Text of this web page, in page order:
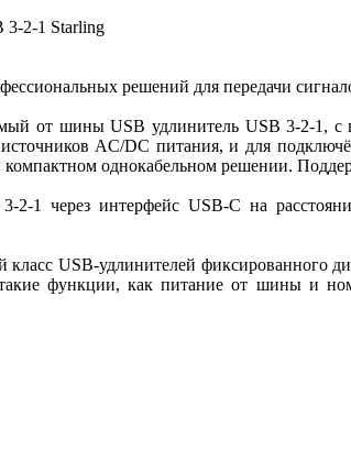
решений для передачи
от шины USB удлинитель USB 3-2-1,
AC/DC питания, и для
компактном однокабельном решении.
3-2-1 через интерфейс USB-C на
USB-удлинителей фиксированного
функции, как питание от шины и